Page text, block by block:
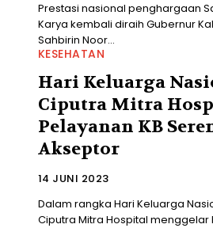
Prestasi nasional penghargaan
Karya kembali diraih Gubernur
Sahbirin Noor...
KESEHATAN
Hari Keluarga
Ciputra Mitra
Pelayanan KB
Akseptor
14 JUNI 2023
Dalam rangka Hari Keluarga
Ciputra Mitra Hospital menggelar